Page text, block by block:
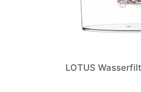
LOTUS